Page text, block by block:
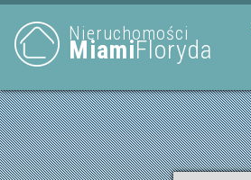
Nieruchomości
MiamiFloryda